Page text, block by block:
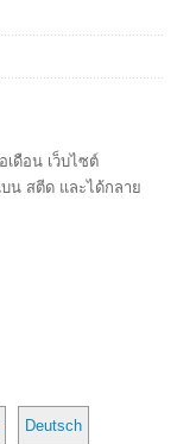
ดือน เว็บไซต์
บน สตีด และได้กลาย
Deutsch